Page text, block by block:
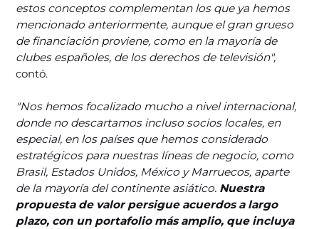
estos conceptos complementan los que ya hemos
mencionado anteriormente, aunque el gran grueso
de financiación proviene, como en la mayoría de
clubes españoles, de los derechos de televisión",
contó.
"Nos hemos focalizado mucho a nivel internacional,
donde no descartamos incluso socios locales, en
especial, en los países que hemos considerado
estratégicos para nuestras líneas de negocio, como
Brasil, Estados Unidos, México y Marruecos, aparte
de la mayoría del continente asiático. Nuestra
propuesta de valor persigue acuerdos a largo
plazo, con un portafolio más amplio, que incluya